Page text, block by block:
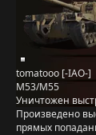
tomatooo [-IAO-]
M53/M55
Уничтожен
Произведено
прямых